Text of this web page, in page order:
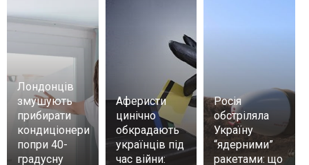
Лондонців
змушують
прибирати
кондиціонери
попри 40-
градусну
Аферисти
цинічно
обкрадають
українців під
час війни:
Росія
обстріляла
Україну
“ядерними”
ракетами: що